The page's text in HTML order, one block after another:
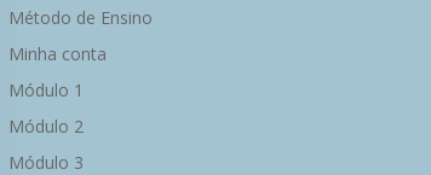
Método de Ensino
Minha conta
Módulo 1
Módulo 2
Módulo 3